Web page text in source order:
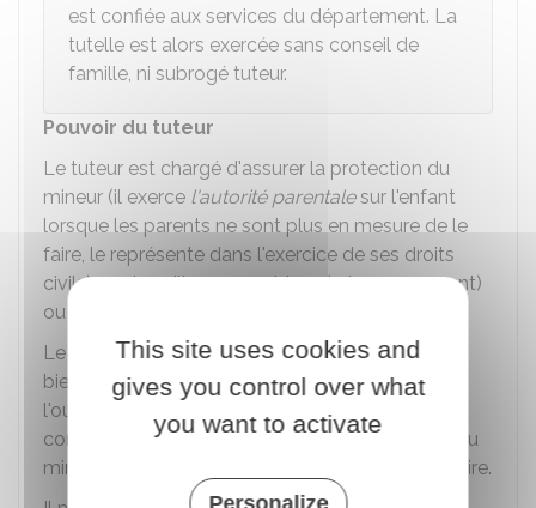
est confiée aux services du département. La
tutelle est alors exercée sans conseil de
famille, ni subrogé tuteur.
Pouvoir du tuteur
Le tuteur est chargé d'assurer la protection du
mineur (il exerce l'autorité parentalesur l'enfant
lorsque les parents ne sont plus en mesure de le
faire, le représente dans l'exercice de ses droits
civils) ou de veiller sur ses biens (gérer son argent)
ou assure les 2 missions.
Le tuteur doit établir un inventaire détaillé des
biens du mineur dans les mois qui suivent
l'ouverture de la tutelle. Il doit également rendre
compte annuellement de sa gestion des biens du
mineur au directeur des services de greffe judiciaire.
This site uses cookies and
gives you control over what
you want to activate
Personalize